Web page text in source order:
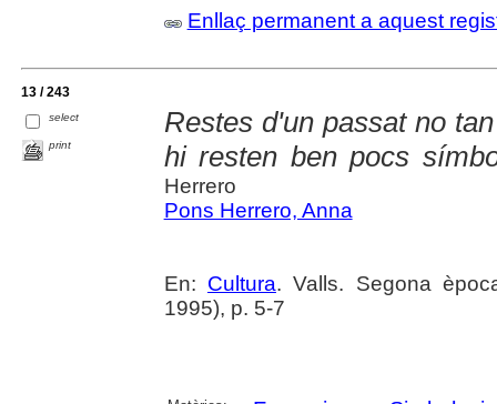
Enllaç permanent a aquest
13 / 243
select
print
Restes d'un passat no
hi resten ben pocs
Herrero
Pons Herrero, Anna
En: Cultura. Valls. Segona
1995), p. 5-7